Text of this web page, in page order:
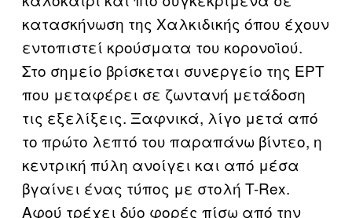
κατασκήνωση της Χαλκιδικής όπου έχουν
εντοπιστεί κρούσματα του κορονοϊού.
Στο σημείο βρίσκεται συνεργείο της ΕΡΤ
που μεταφέρει σε ζωντανή μετάδοση
τις εξελίξεις. Ξαφνικά, λίγο μετά από
το πρώτο λεπτό του παραπάνω βίντεο, η
κεντρική πύλη ανοίγει και από μέσα
βγαίνει ένας τύπος με στολή T-Rex.
Αφού τρέχει δύο φορές πίσω από την